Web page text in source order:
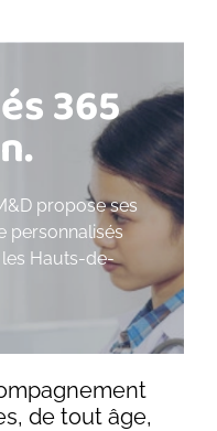
365
propose ses
personnalisés
Hauts-de-
de tout âge,